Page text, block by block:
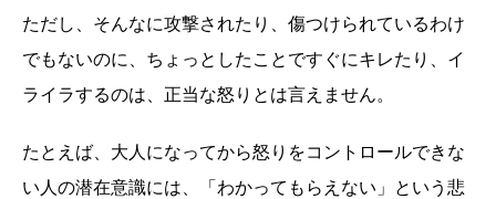
ただし、そんなに攻撃されたり、傷つけられているわけ
でもないのに、ちょっとしたことですぐにキレたり、イ
ライラするのは、正当な怒りとは言えません。
たとえば、大人になってから怒りをコントロールできな
い人の潜在意識には、「わかってもらえない」という悲